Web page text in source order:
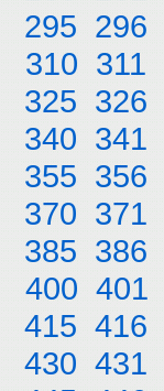
295 296
310 311
325 326
340 341
355 356
370 371
385 386
400 401
415 416
430 431